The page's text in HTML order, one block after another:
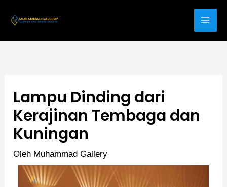
konten
Lampu Dinding dari
Kerajinan Tembaga dan
Kuningan
Oleh Muhammad Gallery